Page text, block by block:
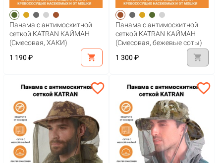
Панама с антимоскитной
сеткой KATRAN КАЙМАН
(Смесовая, ХАКИ)
1 190 ₽
shopping_cart
Панама с антимоскитной
сеткой KATRAN КАЙМАН
(Смесовая, бежевые соты)
1 300 ₽
shopping_cart
favorite_border favorite_border